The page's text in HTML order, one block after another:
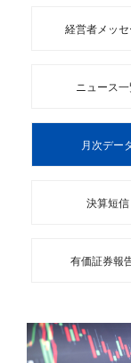
経営者メッ
ニュース
月次デー
決算短信
有価証券報